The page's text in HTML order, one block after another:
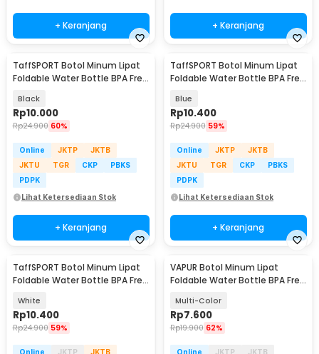
+ Keranjang + Keranjang
TaffSPORT Botol Minum Lipat
Foldable Water Bottle BPA Free
Black
Rp10.000
Rp24.900 60%
Online JKTP
JKTB
JKTU
TGR CKP
PBKS
PDPK
Lihat Ketersediaan Stok
+ Keranjang
TaffSPORT Botol Minum Lipat
Foldable Water Bottle BPA Free
Blue
Rp10.400
Rp24.900 59%
Online JKTP
JKTB
JKTU
TGR CKP
PBKS
PDPK
Lihat Ketersediaan Stok
+ Keranjang
TaffSPORT Botol Minum Lipat
Foldable Water Bottle BPA Free
White
Rp10.400
Rp24.900 59%
Online JKTP
JKTB
VAPUR Botol Minum Lipat
Foldable Water Bottle BPA Free
Multi-Color
Rp7.600
Rp19.900 62%
Online JKTP
JKTB